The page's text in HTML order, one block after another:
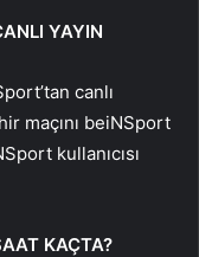
YAYIN
canlı
maçını beiNSport
kullanıcısı
KAÇTA?